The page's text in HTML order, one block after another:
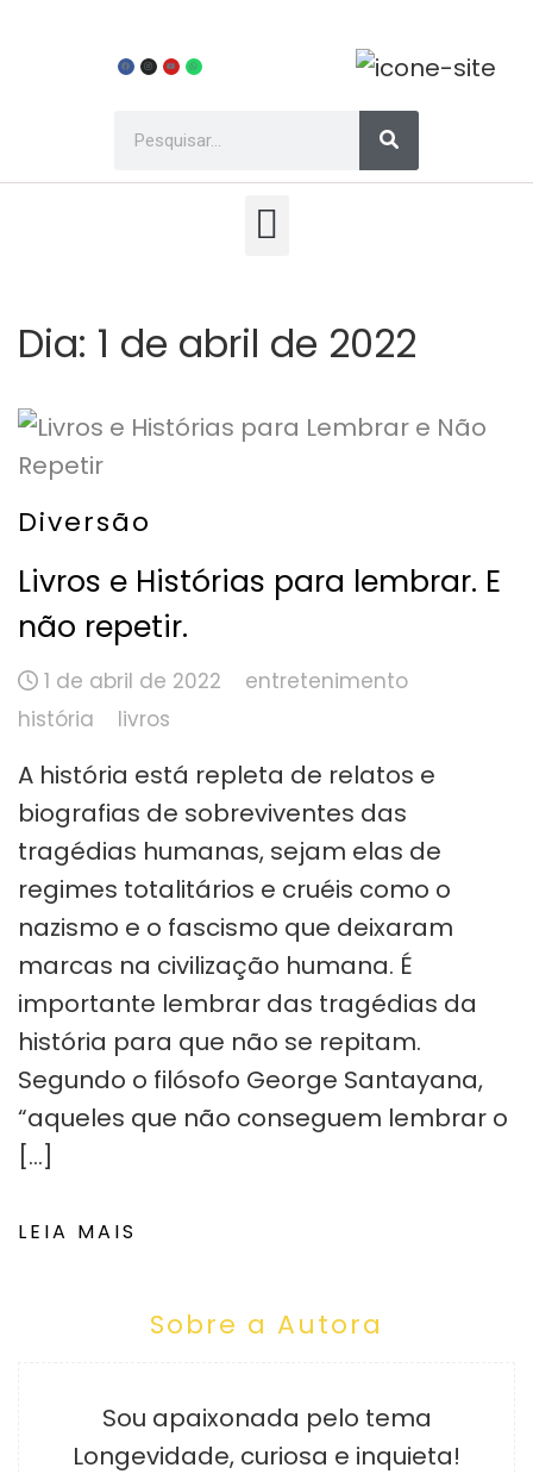
Dia: 1 de abril de 2022
Diversão
Livros e Histórias para lembrar. E
não repetir.
1 de abril de 2022
entretenimento
história
livros
A história está repleta de relatos e
biografias de sobreviventes das
tragédias humanas, sejam elas de
regimes totalitários e cruéis como o
nazismo e o fascismo que deixaram
marcas na civilização humana. É
importante lembrar das tragédias da
história para que não se repitam.
Segundo o filósofo George Santayana,
“aqueles que não conseguem lembrar o
[…]
LEIA MAIS
Sobre a Autora
Sou apaixonada pelo tema
Longevidade, curiosa e inquieta!